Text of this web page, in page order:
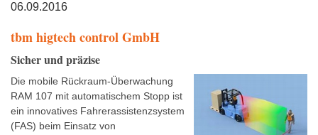
06.09.2016
tbm higtech control GmbH
Sicher und präzise
Die mobile Rückraum-Überwachung
RAM 107 mit automatischem Stopp ist
ein innovatives Fahrerassistenzsystem
(FAS) beim Einsatz von